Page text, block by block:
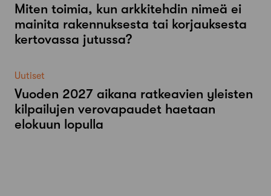
Miten toimia, kun arkkitehdin nimeä ei
mainita rakennuksesta tai korjauksesta
kertovassa jutussa?
Uutiset
Vuoden 2027 aikana ratkeavien yleisten
kilpailujen verovapaudet haetaan
elokuun lopulla